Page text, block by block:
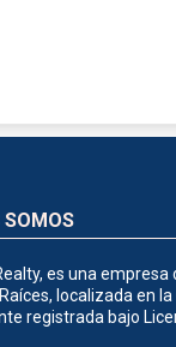
SOMOS
es una
localizada en
registrada bajo